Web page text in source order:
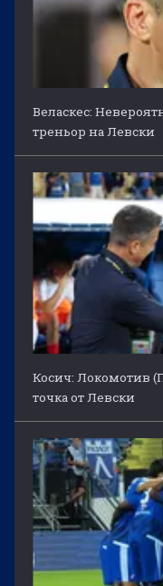
Веласкес:
треньор на Левски
Косич: Локомотив
точка от Левски